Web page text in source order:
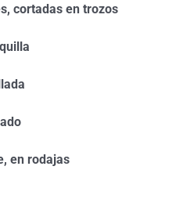
cortadas en trozos
en rodajas